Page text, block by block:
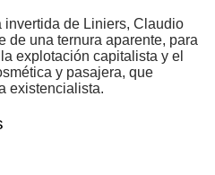
invertida de Liniers, Claudio
de una ternura aparente, para
explotación capitalista y el
y pasajera, que
existencialista.